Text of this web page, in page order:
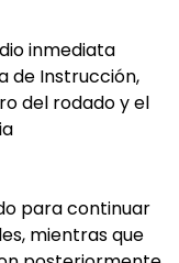
inmediata
de Instrucción,
del rodado y el
para continuar
mientras que